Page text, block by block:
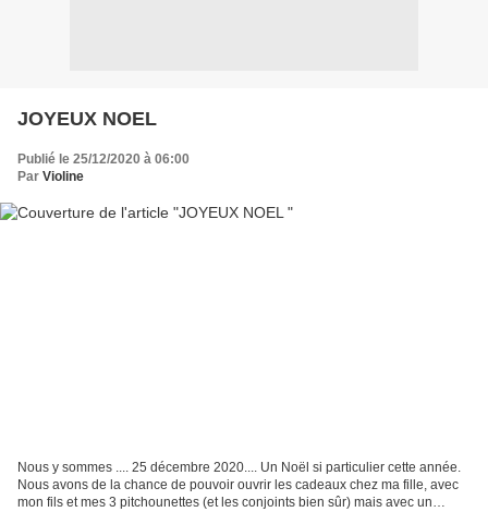
JOYEUX NOEL
Publié le 25/12/2020 à 06:00
Par Violine
Nous y sommes .... 25 décembre 2020.... Un Noël si particulier cette année.
Nous avons de la chance de pouvoir ouvrir les cadeaux chez ma fille, avec
mon fils et mes 3 pitchounettes (et les conjoints bien sûr) mais avec un